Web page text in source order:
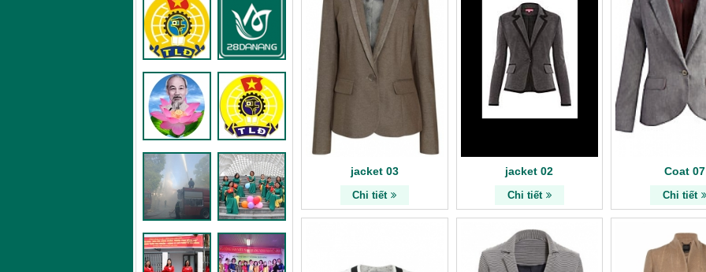
jacket 03
Chi tiết
jacket 02
Chi tiết
Coat 07
Chi tiết